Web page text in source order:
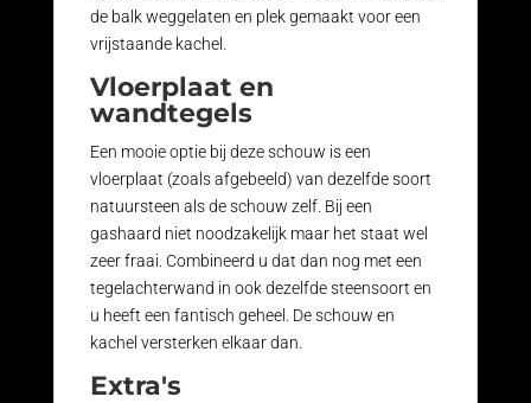
de balk weggelaten en plek gemaakt voor een
vrijstaande kachel.
Vloerplaat en
wandtegels
Een mooie optie bij deze schouw is een
vloerplaat (zoals afgebeeld) van dezelfde soort
natuursteen als de schouw zelf. Bij een
gashaard niet noodzakelijk maar het staat wel
zeer fraai. Combineerd u dat dan nog met een
tegelachterwand in ook dezelfde steensoort en
u heeft een fantisch geheel. De schouw en
kachel versterken elkaar dan.
Extra's